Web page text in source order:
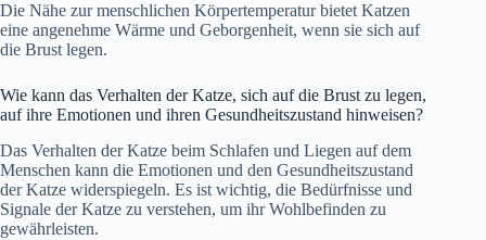
Die Nähe zur menschlichen Körpertemperatur bietet Katzen
eine angenehme Wärme und Geborgenheit, wenn sie sich auf
die Brust legen.
Wie kann das Verhalten der Katze, sich auf die Brust zu legen,
auf ihre Emotionen und ihren Gesundheitszustand hinweisen?
Das Verhalten der Katze beim Schlafen und Liegen auf dem
Menschen kann die Emotionen und den Gesundheitszustand
der Katze widerspiegeln. Es ist wichtig, die Bedürfnisse und
Signale der Katze zu verstehen, um ihr Wohlbefinden zu
gewährleisten.